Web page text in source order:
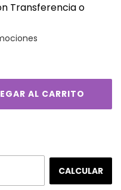
Transferencia o
CALCULAR